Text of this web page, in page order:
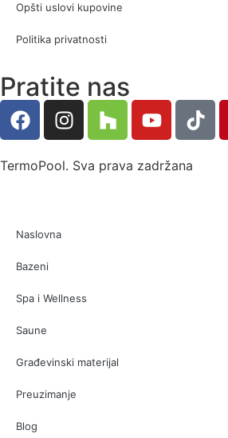
Opšti uslovi kupovine
Politika privatnosti
Pratite nas
TermoPool. Sva prava zadržana
Naslovna
Bazeni
Spa i Wellness
Saune
Građevinski materijal
Preuzimanje
Blog